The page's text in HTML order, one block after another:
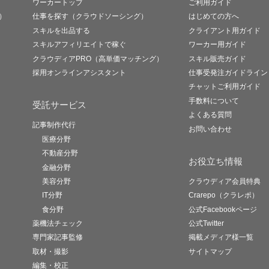
ワーカートップ
仕事を探す（クラウドソーシング）
スキルを出品する
スキルアフィリエイトで稼ぐ
クラウディアPRO（高単価マッチング）
採用オンラインアシスタント
受託サービス
記事制作代行
医療分野
不動産分野
金融分野
美容分野
IT分野
食分野
薬機法チェック
専門家記事監修
取材・撮影
編集・校正
ご利用ガイド
はじめての方へ
クライアント用ガイド
ワーカー用ガイド
スキル販売ガイド
仕事受発注ガイドライン
チャットご利用ガイド
手数料について
よくある質問
お問い合わせ
お役立ち情報
クラウディア会員特典
Crarepo（クラレポ）
公式Facebookページ
公式Twitter
掲載メディア様一覧
サイトマップ